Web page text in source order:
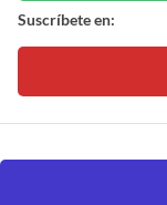
Suscríbete en: